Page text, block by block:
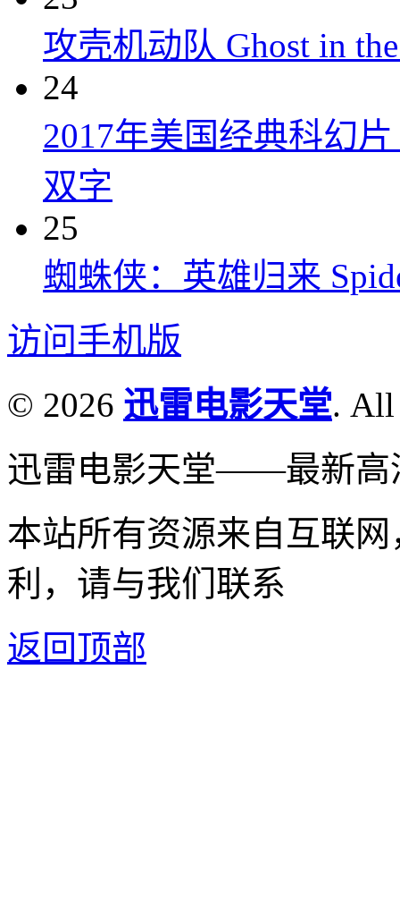
攻壳机动队 Ghost in
24
2017年美国经典科幻
双字
25
蜘蛛侠：英雄归来
访问手机版
© 2026 迅雷电影天堂. All
迅雷电影天堂——最新高
本站所有资源来自互联
利，请与我们联系
返回顶部